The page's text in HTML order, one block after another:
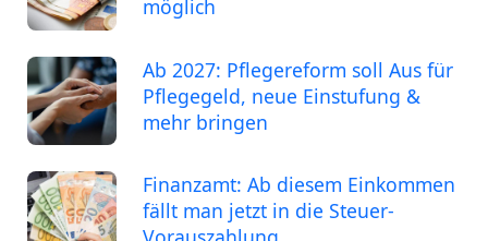
möglich
Ab 2027: Pflegereform soll Aus für
Pflegegeld, neue Einstufung &
mehr bringen
Finanzamt: Ab diesem Einkommen
fällt man jetzt in die Steuer-